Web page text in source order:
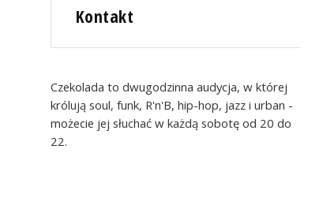
Kontakt
Czekolada to dwugodzinna audycja, w której
królują soul, funk, R'n'B, hip-hop, jazz i urban -
możecie jej słuchać w każdą sobotę od 20 do
22.